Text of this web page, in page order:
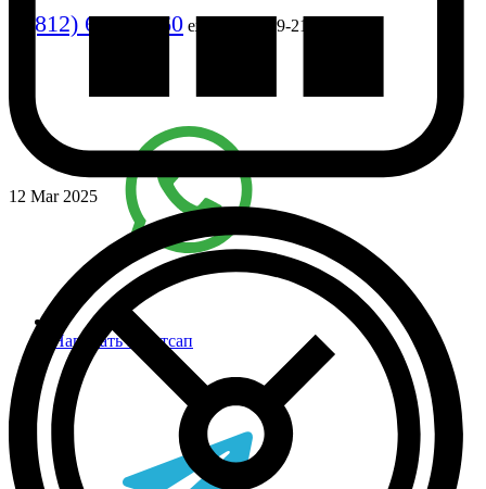
8 (812) 640-90-60 ежедневно, 9-21
Написать в Вотсап
12 Mar 2025